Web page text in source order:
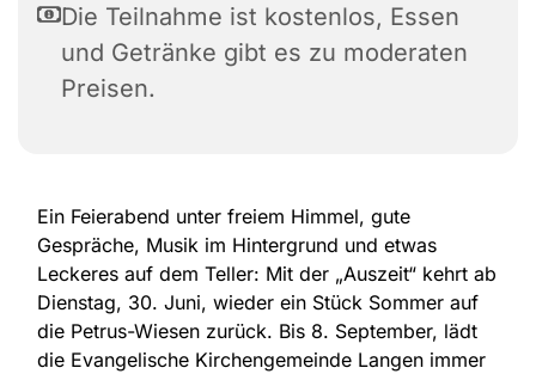
Die Teilnahme ist kostenlos, Essen
und Getränke gibt es zu moderaten
Preisen.
Ein Feierabend unter freiem Himmel, gute
Gespräche, Musik im Hintergrund und etwas
Leckeres auf dem Teller: Mit der „Auszeit“ kehrt ab
Dienstag, 30. Juni, wieder ein Stück Sommer auf
die Petrus-Wiesen zurück. Bis 8. September, lädt
die Evangelische Kirchengemeinde Langen immer